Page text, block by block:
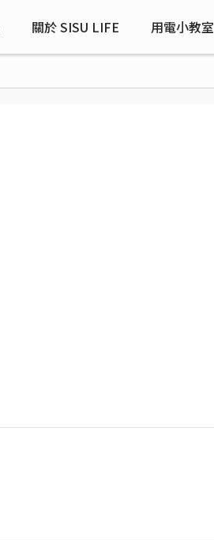
關於 SISU LIFE 用電小教室